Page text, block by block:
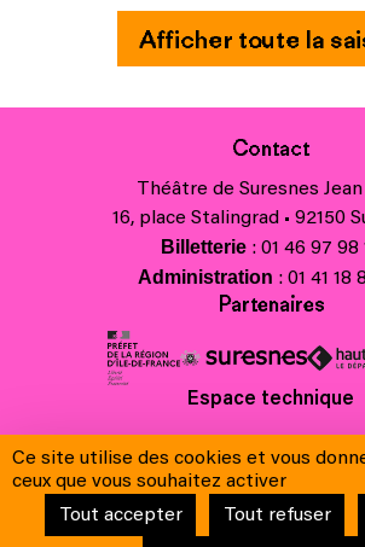
Afficher toute la
Contact
Théâtre de Suresnes
16, place Stalingrad • 92150
Billetterie: 01 46 97 98
Administration : 01 41 18
Partenaires
Espace technique
Contacts
Crédits
Mentions légales & Charte de
Ce site utilise des cookies et vous
ceux que vous souhaitez activer
Tout accepter
Tout refuser